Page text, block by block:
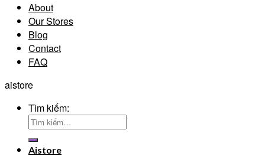
About
Our Stores
Blog
Contact
FAQ
aistore
Tìm kiếm:
Aistore